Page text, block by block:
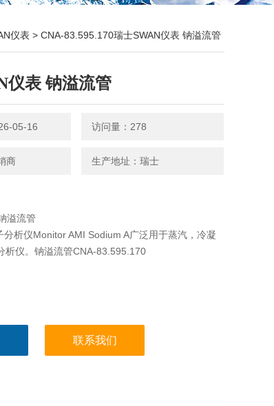
仪表 > CNA-83.595.170瑞士SWAN仪表 钠溢流管
仪表 钠溢流管
05-16 访问量：278
商 生产地址：瑞士
溢流管
分析仪Monitor AMI Sodium A广泛用于蒸汽，冷凝
析仪。钠溢流管CNA-83.595.170
联系我们